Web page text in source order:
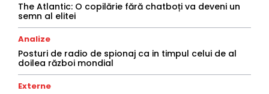
The Atlantic: O copilărie fără chatboți va deveni un
semn al elitei
Analize
Posturi de radio de spionaj ca in timpul celui de al
doilea război mondial
Externe